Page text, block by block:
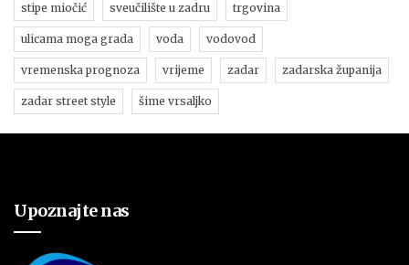
stipe miočić sveučilište u zadru trgovina
ulicama moga grada voda vodovod
vremenska prognoza vrijeme zadar zadarska županija
zadar street style šime vrsaljko
Upoznajte nas